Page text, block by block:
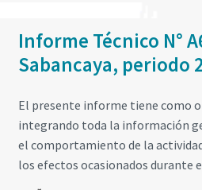
Informe Técnico N°
Sabancaya, periodo
El presente informe tiene como
integrando toda la información
el comportamiento de la
los efectos ocasionados durante